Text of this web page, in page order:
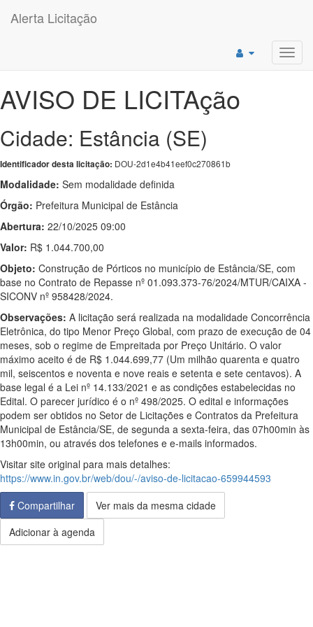
Alerta Licitação
AVISO DE LICITAção
Cidade: Estância (SE)
Identificador desta licitação: DOU-2d1e4b41eef0c270861b
Modalidade: Sem modalidade definida
Órgão: Prefeitura Municipal de Estância
Abertura: 22/10/2025 09:00
Valor: R$ 1.044.700,00
Objeto: Construção de Pórticos no município de Estância/SE, com
base no Contrato de Repasse nº 01.093.373-76/2024/MTUR/CAIXA -
SICONV nº 958428/2024.
Observações: A licitação será realizada na modalidade Concorrência
Eletrônica, do tipo Menor Preço Global, com prazo de execução de 04
meses, sob o regime de Empreitada por Preço Unitário. O valor
máximo aceito é de R$ 1.044.699,77 (Um milhão quarenta e quatro
mil, seiscentos e noventa e nove reais e setenta e sete centavos). A
base legal é a Lei nº 14.133/2021 e as condições estabelecidas no
Edital. O parecer jurídico é o nº 498/2025. O edital e informações
podem ser obtidos no Setor de Licitações e Contratos da Prefeitura
Municipal de Estância/SE, de segunda a sexta-feira, das 07h00min às
13h00min, ou através dos telefones e e-mails informados.
Visitar site original para mais detalhes:
https://www.in.gov.br/web/dou/-/aviso-de-licitacao-659944593
Compartilhar
Ver mais da mesma cidade
Adicionar à agenda